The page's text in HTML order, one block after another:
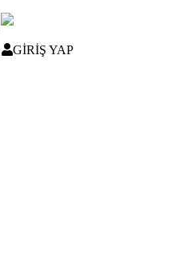
GİRİŞ YAP